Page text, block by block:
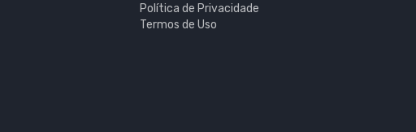
Política de Privacidade
Termos de Uso